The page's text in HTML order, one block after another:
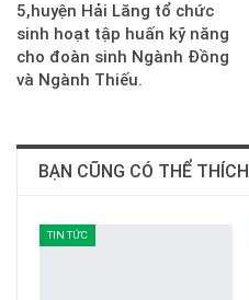
5,huyện Hải Lăng tổ chức
sinh hoạt tập huấn kỹ năng
cho đoàn sinh Ngành Đồng
và Ngành Thiếu.
BẠN CŨNG CÓ THỂ THÍCH
TIN TỨC